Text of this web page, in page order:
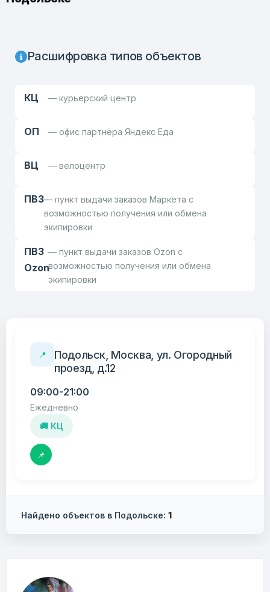
Расшифровка типов объектов
КЦ — курьерский центр
ОП — офис партнёра Яндекс Еда
ВЦ — велоцентр
ПВЗ— пункт выдачи заказов Маркета с
возможностью получения или обмена
экипировки
ПВЗ
Ozon
— пункт выдачи заказов Ozon с
возможностью получения или обмена
экипировки
📍
Подольск, Москва, ул. Огородный
проезд, д.12
09:00-21:00
Ежедневно
🚚 КЦ
📌
Найдено объектов в Подольске: 1